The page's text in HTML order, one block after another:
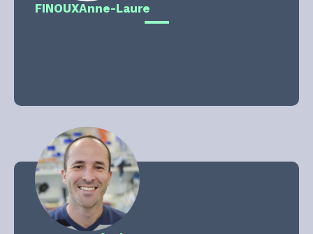
FINOUXAnne-Laure